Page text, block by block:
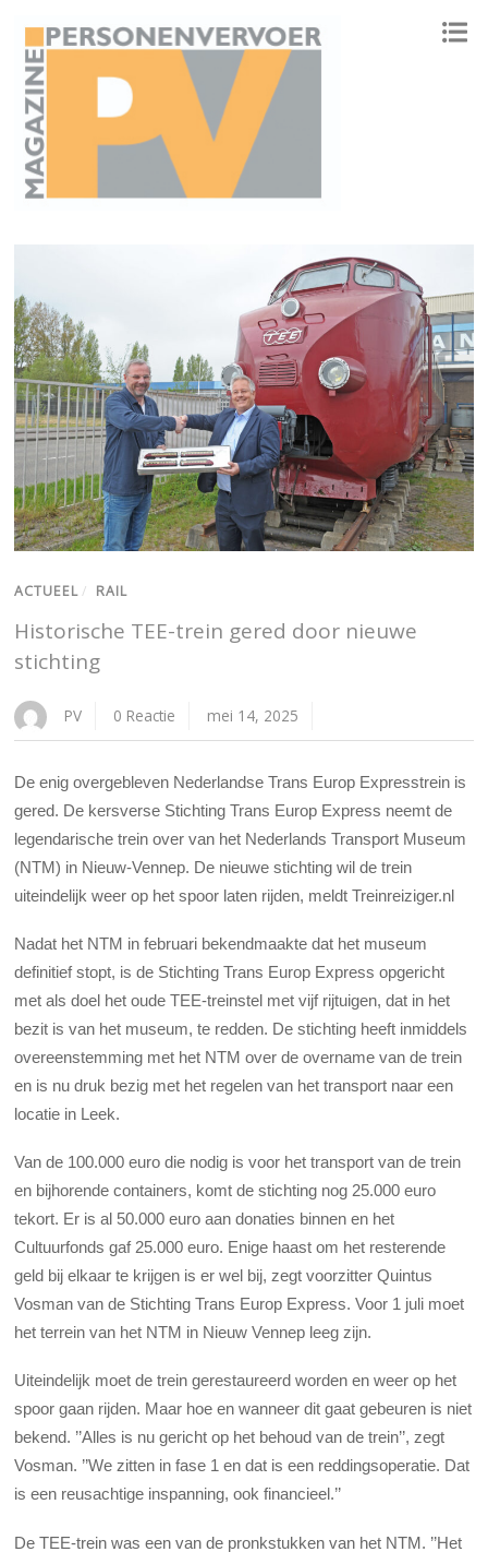
ACTUEEL / RAIL
Historische TEE-trein gered door nieuwe
stichting
PV 0 Reactie mei 14, 2025
De enig overgebleven Nederlandse Trans Europ Expresstrein is
gered. De kersverse Stichting Trans Europ Express neemt de
legendarische trein over van het Nederlands Transport Museum
(NTM) in Nieuw-Vennep. De nieuwe stichting wil de trein
uiteindelijk weer op het spoor laten rijden, meldt Treinreiziger.nl
Nadat het NTM in februari bekendmaakte dat het museum
definitief stopt, is de Stichting Trans Europ Express opgericht
met als doel het oude TEE-treinstel met vijf rijtuigen, dat in het
bezit is van het museum, te redden. De stichting heeft inmiddels
overeenstemming met het NTM over de overname van de trein
en is nu druk bezig met het regelen van het transport naar een
locatie in Leek.
Van de 100.000 euro die nodig is voor het transport van de trein
en bijhorende containers, komt de stichting nog 25.000 euro
tekort. Er is al 50.000 euro aan donaties binnen en het
Cultuurfonds gaf 25.000 euro. Enige haast om het resterende
geld bij elkaar te krijgen is er wel bij, zegt voorzitter Quintus
Vosman van de Stichting Trans Europ Express. Voor 1 juli moet
het terrein van het NTM in Nieuw Vennep leeg zijn.
Uiteindelijk moet de trein gerestaureerd worden en weer op het
spoor gaan rijden. Maar hoe en wanneer dit gaat gebeuren is niet
bekend. ’’Alles is nu gericht op het behoud van de trein’’, zegt
Vosman. ’’We zitten in fase 1 en dat is een reddingsoperatie. Dat
is een reusachtige inspanning, ook financieel.’’
De TEE-trein was een van de pronkstukken van het NTM. ’’Het